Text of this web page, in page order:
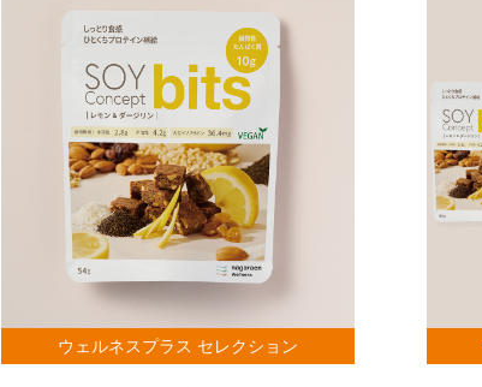
ウェルネスプラス セレクション